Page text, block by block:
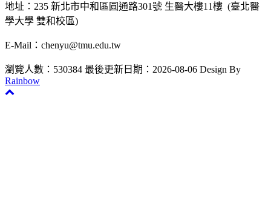
地址：235 新北市中和區圓通路301號 生醫大樓11樓 (臺北醫
學大學 雙和校區)
E-Mail：chenyu@tmu.edu.tw
瀏覽人數：530384 最後更新日期：2026-08-06 Design By
Rainbow